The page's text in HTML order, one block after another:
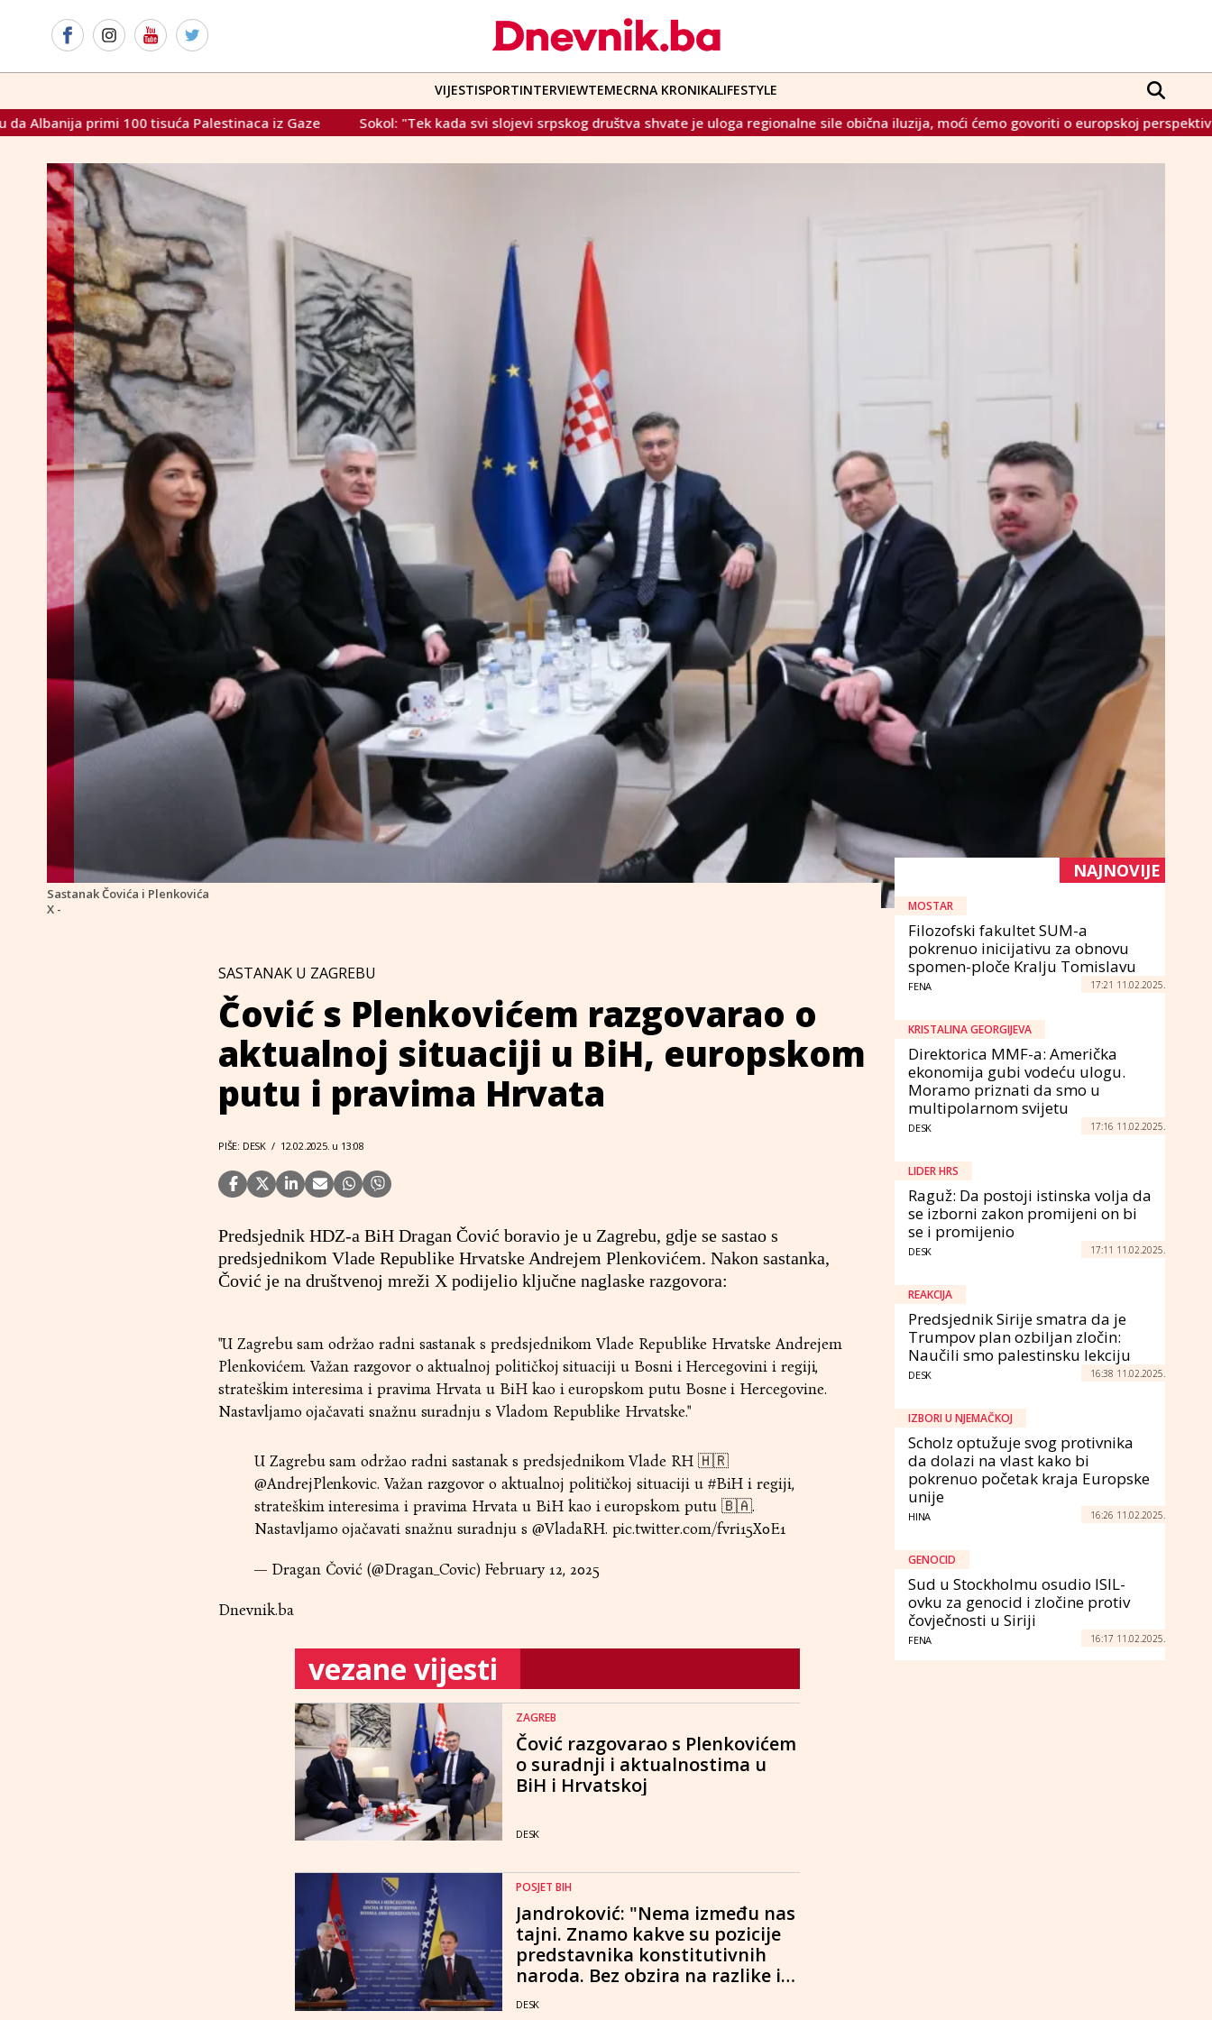
VIJESTISPORTINTERVIEWTEMECRNA KRONIKALIFESTYLE
Palestinaca iz Gaze Sokol: "Tek kada svi slojevi srpskog društva shvate je uloga regionalne sile obična iluzija, moći ćemo govoriti o europskoj perspektivi za Srbiju" HDZ
Sastanak Čovića i Plenkovića
X -
SASTANAK U ZAGREBU
Čović s Plenkovićem razgovarao o
aktualnoj situaciji u BiH, europskom
putu i pravima Hrvata
PIŠE: DESK / 12.02.2025. u 13:08
Predsjednik HDZ-a BiH Dragan Čović boravio je u Zagrebu, gdje se sastao s
predsjednikom Vlade Republike Hrvatske Andrejem Plenkovićem. Nakon sastanka,
Čović je na društvenoj mreži X podijelio ključne naglaske razgovora:
"U Zagrebu sam održao radni sastanak s predsjednikom Vlade Republike Hrvatske Andrejem
Plenkovićem. Važan razgovor o aktualnoj političkoj situaciji u Bosni i Hercegovini i regiji,
strateškim interesima i pravima Hrvata u BiH kao i europskom putu Bosne i Hercegovine.
Nastavljamo ojačavati snažnu suradnju s Vladom Republike Hrvatske."
U Zagrebu sam održao radni sastanak s predsjednikom Vlade RH 🇭🇷
@AndrejPlenkovic. Važan razgovor o aktualnoj političkoj situaciji u #BiH i regiji,
strateškim interesima i pravima Hrvata u BiH kao i europskom putu 🇧🇦.
Nastavljamo ojačavati snažnu suradnju s @VladaRH. pic.twitter.com/fvri15X0E1
— Dragan Čović (@Dragan_Covic) February 12, 2025
Dnevnik.ba
vezane vijesti
ZAGREB
Čović razgovarao s Plenkovićem
o suradnji i aktualnostima u
BiH i Hrvatskoj
DESK
POSJET BIH
Jandroković: "Nema između nas
tajni. Znamo kakve su pozicije
predstavnika konstitutivnih
naroda. Bez obzira na razlike i
na različite interese, moramo
DESK
NAJNOVIJE
MOSTAR
Filozofski fakultet SUM-a
pokrenuo inicijativu za obnovu
spomen-ploče Kralju Tomislavu
FENA 17:21 11.02.2025.
KRISTALINA GEORGIJEVA
Direktorica MMF-a: Američka
ekonomija gubi vodeću ulogu.
Moramo priznati da smo u
multipolarnom svijetu
DESK 17:16 11.02.2025.
LIDER HRS
Raguž: Da postoji istinska volja da
se izborni zakon promijeni on bi
se i promijenio
DESK 17:11 11.02.2025.
REAKCIJA
Predsjednik Sirije smatra da je
Trumpov plan ozbiljan zločin:
Naučili smo palestinsku lekciju
DESK 16:38 11.02.2025.
IZBORI U NJEMAČKOJ
Scholz optužuje svog protivnika
da dolazi na vlast kako bi
pokrenuo početak kraja Europske
unije
HINA 16:26 11.02.2025.
GENOCID
Sud u Stockholmu osudio ISIL-
ovku za genocid i zločine protiv
čovječnosti u Siriji
FENA 16:17 11.02.2025.